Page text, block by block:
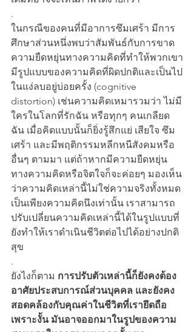
.
ในกรณีของคนที่มีอาการซึมเศร้า มีการ
ศึกษาส่วนหนึ่งพบว่าสัมพันธ์กับการขาด
ความยืดหยุ่นทางความคิดที่ทำให้พวกเขา
มีรูปแบบของความคิดที่ผิดปกติและเป็นไป
ในแง่ลบอยู่บ่อยครั้ง (cognitive
distortion) เช่นความคิดเหมารวมว่า ไม่มี
ใครในโลกที่รักฉัน หรือทุกๆ คนเกลียด
ฉัน เมื่อคิดแบบนั้นก็ยิ่งรู้สึกแย่ เสียใจ ซึม
เศร้า และมีพฤติกรรมหลีกหนีสังคมหรือ
อื่นๆ ตามมา แต่ถ้าหากมีความยืดหยุ่น
ทางความคิดหรือจิตใจก็จะค่อยๆ มองเห็น
ว่าความคิดเหล่านี้ไม่ใช่ความจริงทั้งหมด
เป็นเพียงความคิดนึงเท่านั้น เราสามารถ
ปรับเปลี่ยนความคิดเหล่านี้ได้ในรูปแบบที่
ยังทำให้เราดำเนินชีวิตต่อไปได้อย่างปกติ
สุข
.
ยังไงก็ตาม การปรับตัวเหล่านี้ก็ยังคงต้อง
อาศัยประสบการณ์ส่วนบุคคล และยังคง
สอดคล้องกับคุณค่าในชีวิตที่เรายึดถือ
เพราะงั้น มันอาจออกมาในรูปของความ